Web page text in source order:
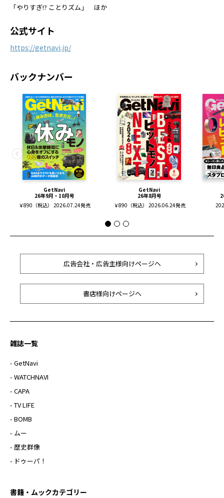
「やりすぎ!? ことりズム」 ほか
公式サイト
https://getnavi.jp/
バックナンバー
GetNavi
26年9月・10月号
￥890（税込） 2026.07.24発売
GetNavi
26年8月号
￥890（税込） 2026.06.24発売
広告会社・広告主様向けページへ
書店様向けページへ
雑誌一覧
- GetNavi
- WATCHNAVI
- CAPA
- TV LIFE
- BOMB
- ムー
- 歴史群像
- ドゥーパ！
書籍・ムックカテゴリー